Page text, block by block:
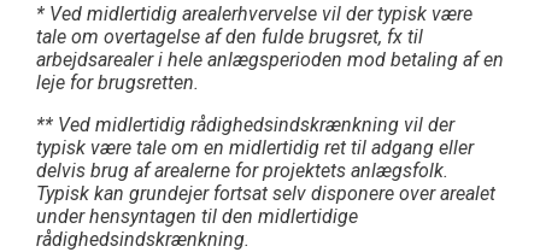
* Ved midlertidig arealerhvervelse vil der typisk være
tale om overtagelse af den fulde brugsret, fx til
arbejdsarealer i hele anlægsperioden mod betaling af en
leje for brugsretten.
** Ved midlertidig rådighedsindskrænkning vil der
typisk være tale om en midlertidig ret til adgang eller
delvis brug af arealerne for projektets anlægsfolk.
Typisk kan grundejer fortsat selv disponere over arealet
under hensyntagen til den midlertidige
rådighedsindskrænkning.